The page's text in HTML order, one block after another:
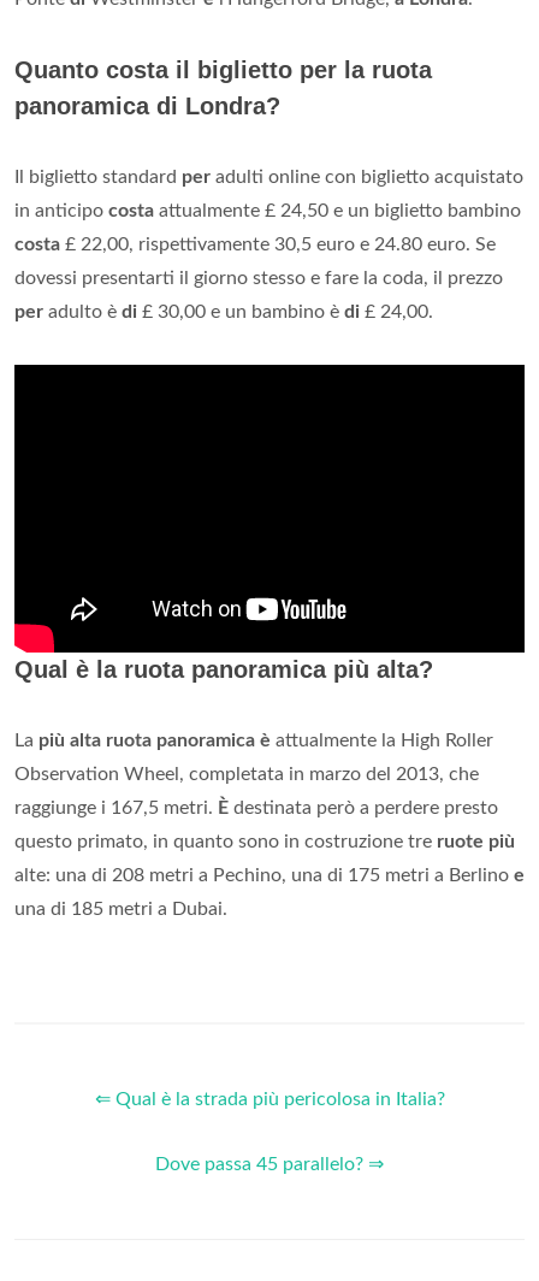
Quanto costa il biglietto per la ruota
panoramica di Londra?
Il biglietto standard per adulti online con biglietto acquistato
in anticipo costa attualmente £ 24,50 e un biglietto bambino
costa £ 22,00, rispettivamente 30,5 euro e 24.80 euro. Se
dovessi presentarti il ​​giorno stesso e fare la coda, il prezzo
per adulto è di £ 30,00 e un bambino è di £ 24,00.
Qual è la ruota panoramica più alta?
La più alta ruota panoramica è attualmente la High Roller
Observation Wheel, completata in marzo del 2013, che
raggiunge i 167,5 metri. È destinata però a perdere presto
questo primato, in quanto sono in costruzione tre ruote più
alte: una di 208 metri a Pechino, una di 175 metri a Berlino e
una di 185 metri a Dubai.
⇐ Qual è la strada più pericolosa in Italia?
Dove passa 45 parallelo? ⇒